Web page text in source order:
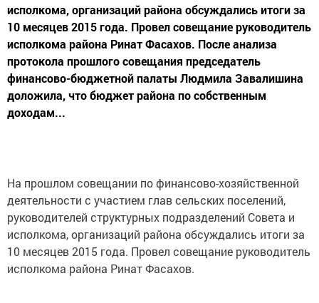
исполкома, организаций района обсуждались итоги за
10 месяцев 2015 года. Провел совещание руководитель
исполкома района Ринат Фасахов. После анализа
протокола прошлого совещания председатель
финансово-бюджетной палаты Людмила Завалишина
доложила, что бюджет района по собственным
доходам...
На прошлом совещании по финансово-хозяйственной
деятельности с участием глав сельских поселений,
руководителей структурных подразделений Совета и
исполкома, организаций района обсуждались итоги за
10 месяцев 2015 года. Провел совещание руководитель
исполкома района Ринат Фасахов.